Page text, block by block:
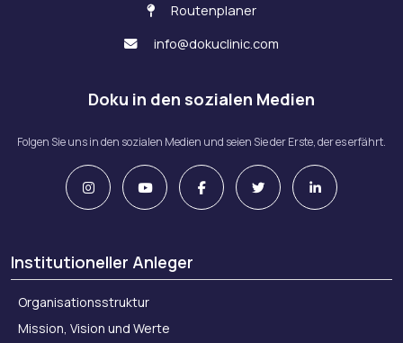
Routenplaner
info@dokuclinic.com
Doku in den sozialen Medien
Folgen Sie uns in den sozialen Medien und seien Sie der Erste, der es erfährt.
Institutioneller Anleger
Organisationsstruktur
Mission, Vision und Werte